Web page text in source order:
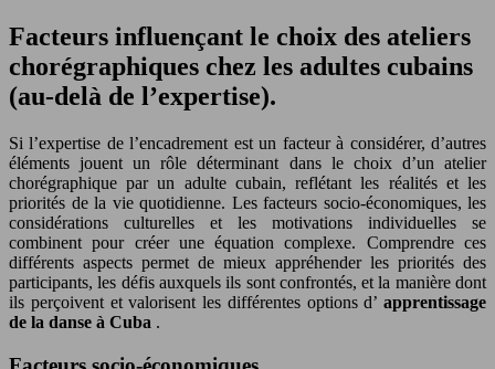
Facteurs influençant le choix des ateliers
chorégraphiques chez les adultes cubains
(au-delà de l’expertise).
Si l’expertise de l’encadrement est un facteur à considérer, d’autres
éléments jouent un rôle déterminant dans le choix d’un atelier
chorégraphique par un adulte cubain, reflétant les réalités et les
priorités de la vie quotidienne. Les facteurs socio-économiques, les
considérations culturelles et les motivations individuelles se
combinent pour créer une équation complexe. Comprendre ces
différents aspects permet de mieux appréhender les priorités des
participants, les défis auxquels ils sont confrontés, et la manière dont
ils perçoivent et valorisent les différentes options d’ apprentissage
de la danse à Cuba .